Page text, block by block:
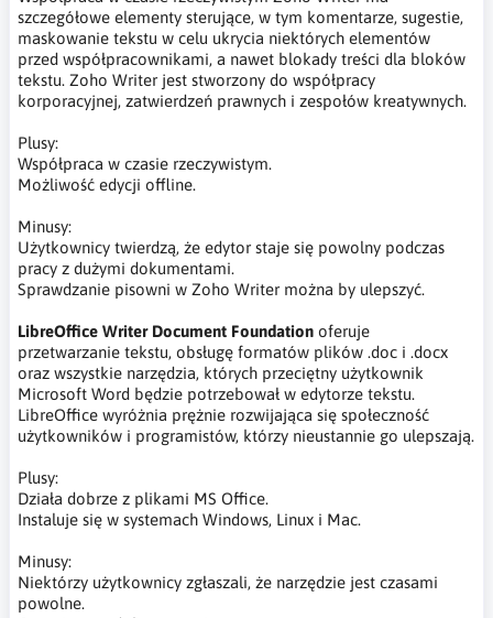
szczegółowe elementy sterujące, w tym komentarze, sugestie,
maskowanie tekstu w celu ukrycia niektórych elementów
przed współpracownikami, a nawet blokady treści dla bloków
tekstu. Zoho Writer jest stworzony do współpracy
korporacyjnej, zatwierdzeń prawnych i zespołów kreatywnych.
Plusy:
Współpraca w czasie rzeczywistym.
Możliwość edycji offline.
Minusy:
Użytkownicy twierdzą, że edytor staje się powolny podczas
pracy z dużymi dokumentami.
Sprawdzanie pisowni w Zoho Writer można by ulepszyć.
LibreOffice Writer Document Foundation oferuje
przetwarzanie tekstu, obsługę formatów plików .doc i .docx
oraz wszystkie narzędzia, których przeciętny użytkownik
Microsoft Word będzie potrzebował w edytorze tekstu.
LibreOffice wyróżnia prężnie rozwijająca się społeczność
użytkowników i programistów, którzy nieustannie go ulepszają.
Plusy:
Działa dobrze z plikami MS Office.
Instaluje się w systemach Windows, Linux i Mac.
Minusy:
Niektórzy użytkownicy zgłaszali, że narzędzie jest czasami
powolne.